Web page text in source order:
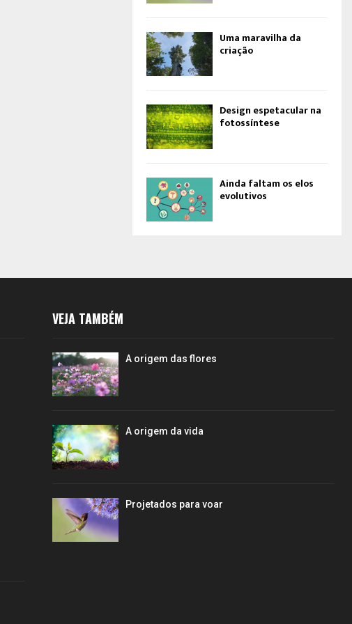
Uma maravilha da
criação
Design espetacular na
fotossíntese
Ainda faltam os elos
evolutivos
VEJA TAMBÉM
A origem das flores
A origem da vida
Projetados para voar